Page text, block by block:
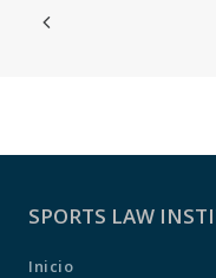
SPORTS LAW
Inicio